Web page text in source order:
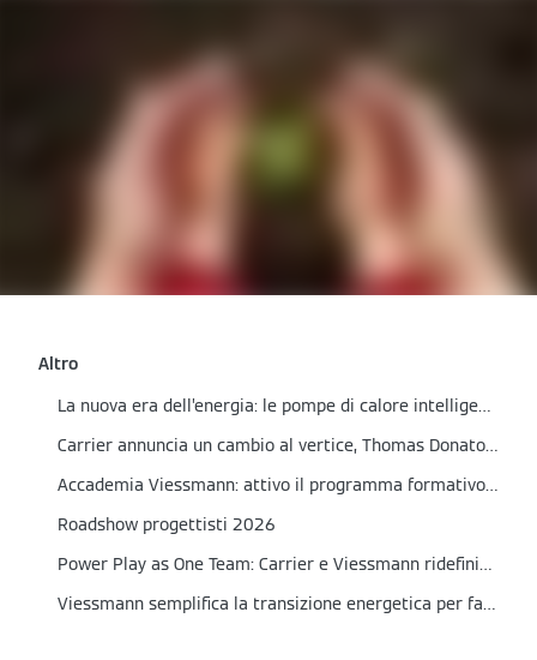
Altro
La nuova era dell’energia: le pompe di calore intelligenti Viessmann
Carrier annuncia un cambio al vertice, Thomas Donato nominato presidente
Accademia Viessmann: attivo il programma formativo del primo semestre 2026
Roadshow progettisti 2026
Power Play as One Team: Carrier e Viessmann ridefiniscono l’approccio al mercato HVAC in Italia
Viessmann semplifica la transizione energetica per famiglie e installatori